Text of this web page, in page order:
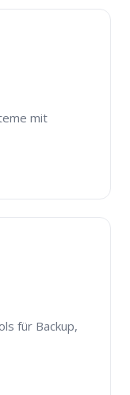
mit
für Backup,